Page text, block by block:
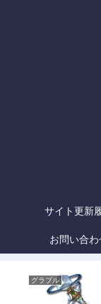
サイト更新
お問い合わ
グラブル